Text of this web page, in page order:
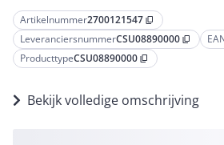
Artikelnummer2700121547 content_copy
LeveranciersnummerCSU08890000 content_copy
ProducttypeCSU08890000 content_copy
Bekijk volledige omschrijving